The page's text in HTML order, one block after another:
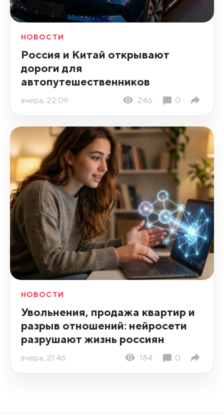
НОВОСТИ
Россия и Китай открывают
дороги для
автопутешественников
вчера, 22:09 246 0
НОВОСТИ
Увольнения, продажа квартир и
разрыв отношений: нейросети
разрушают жизнь россиян
вчера, 21:46 184 0